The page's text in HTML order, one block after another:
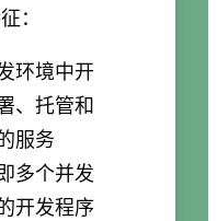
：
环境中开
、托管和
服务
多个并发
开发程序